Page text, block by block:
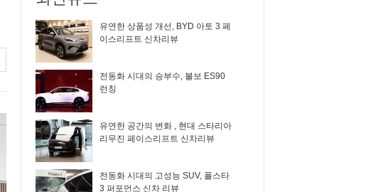
유연한 상품성 개선, BYD 아토 3 페
이스리프트 신차리뷰
전동화 시대의 승부수, 볼보 ES90
런칭
유연한 공간의 변화 , 현대 스타리아
리무진 페이스리프트 신차리뷰
전동화 시대의 고성능 SUV, 폴스타
3 퍼포먼스 신차 리뷰